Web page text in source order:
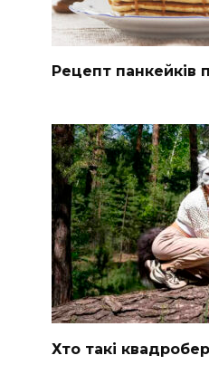
Рецепт панкейків
Хто такі